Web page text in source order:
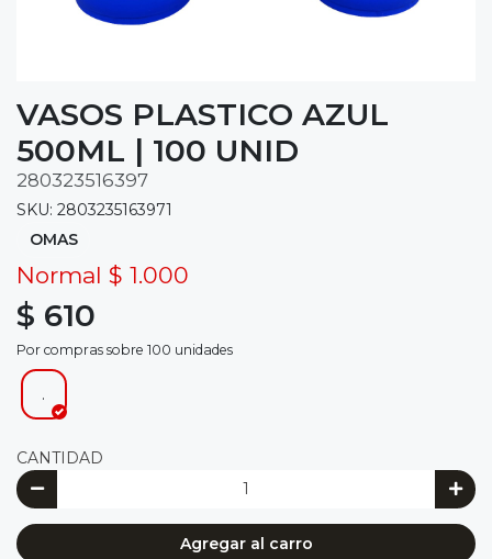
VASOS PLASTICO AZUL
500ML | 100 UNID
280323516397
SKU: 2803235163971
OMAS
Normal $ 1.000
$ 610
Por compras sobre 100 unidades
.
CANTIDAD
Agregar al carro